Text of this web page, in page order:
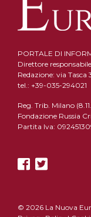
PORTALE DI
Direttore
Redazione: via
tel.: +39-035-294021
Reg. Trib. Milano
Fondazione Russia
Partita Iva:
© 2026 La Nuova